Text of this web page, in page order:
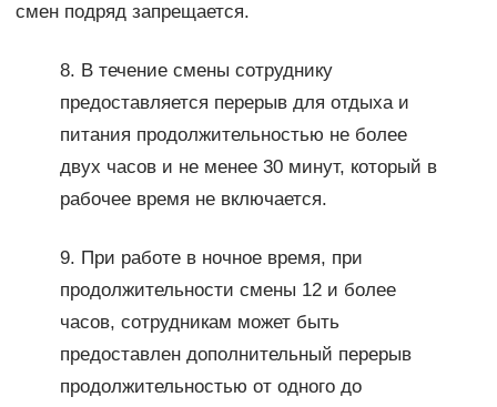
смен подряд запрещается.
8. В течение смены сотруднику
предоставляется перерыв для отдыха и
питания продолжительностью не более
двух часов и не менее 30 минут, который в
рабочее время не включается.
9. При работе в ночное время, при
продолжительности смены 12 и более
часов, сотрудникам может быть
предоставлен дополнительный перерыв
продолжительностью от одного до